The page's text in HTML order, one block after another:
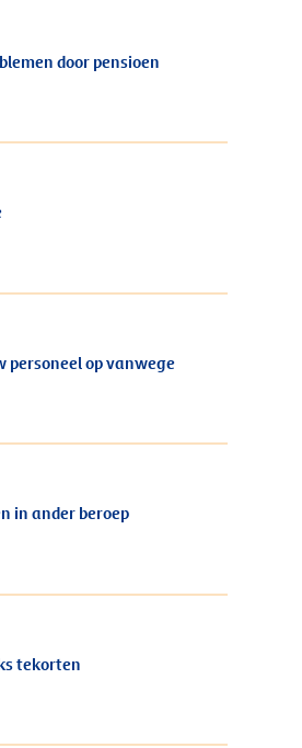
door pensioen
personeel op vanwege
in ander beroep
tekorten